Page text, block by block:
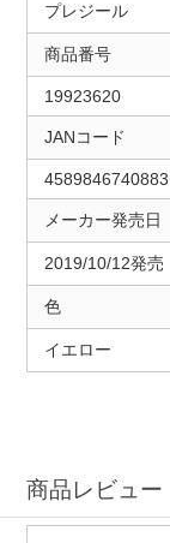
プレジール
商品番号
19923620
JANコード
4589846740883
メーカー発売日
2019/10/12発売
色
イエロー
商品レビュー